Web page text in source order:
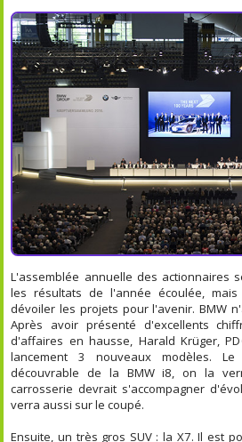
L'assemblée annuelle des actionnaires
les résultats de l'année écoulée,
dévoiler les projets pour l'avenir. BMW
Après avoir présenté d'excellents
d'affaires en hausse, Harald Krüger,
lancement 3 nouveaux modèles.
découvrable de la BMW i8, on la
carrosserie devrait s'accompagner
verra aussi sur le coupé.
Ensuite, un très gros SUV : la X7. Il est